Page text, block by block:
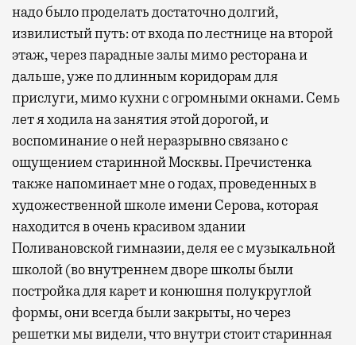
надо было проделать достаточно долгий,
извилистый путь: от входа по лестнице на второй
этаж, через парадные залы мимо ресторана и
дальше, уже по длинным коридорам для
прислуги, мимо кухни с огромными окнами. Семь
лет я ходила на занятия этой дорогой, и
воспоминание о ней неразрывно связано с
ощущением старинной Москвы. Пречистенка
также напоминает мне о годах, проведенных в
художественной школе имени Серова, которая
находится в очень красивом здании
Поливановской гимназии, деля ее с музыкальной
школой (во внутреннем дворе школы были
постройка для карет и конюшня полукруглой
формы, они всегда были закрыты, но через
решетки мы видели, что внутри стоит старинная